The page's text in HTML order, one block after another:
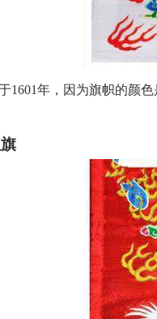
1601年，因为旗帜的颜